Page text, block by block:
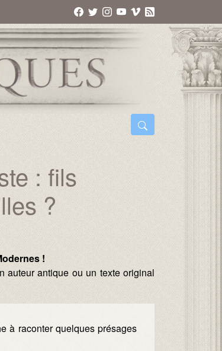
: fils
?
!
auteur antique ou un texte original
à raconter quelques présages